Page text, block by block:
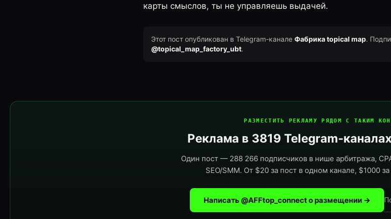
карты смыслов, ты не управляешь выдачей.
Этот пост опубликован в Telegram-канале Фабрика topical map.
@topical_map_factory_ubt.
РАЗМЕСТИТЬ РЕКЛАМУ РЯДОМ С ТАКИМ
Реклама в 3819 Telegram-
Один пост — 288 266 подписчиков в нише арбитража,
SEO/SMM. От $20 за пост в одном канале, $1000 за
Написать @AFFtop_connect о размещении →